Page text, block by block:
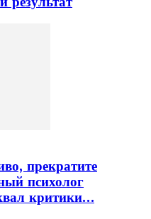
прекратите
психолог
критики…